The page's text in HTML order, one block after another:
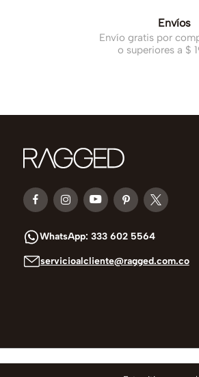
Envíos
Envío gratis por
o superiores a $
WhatsApp: 333 602 5564
servicioalcliente@ragged.com.co